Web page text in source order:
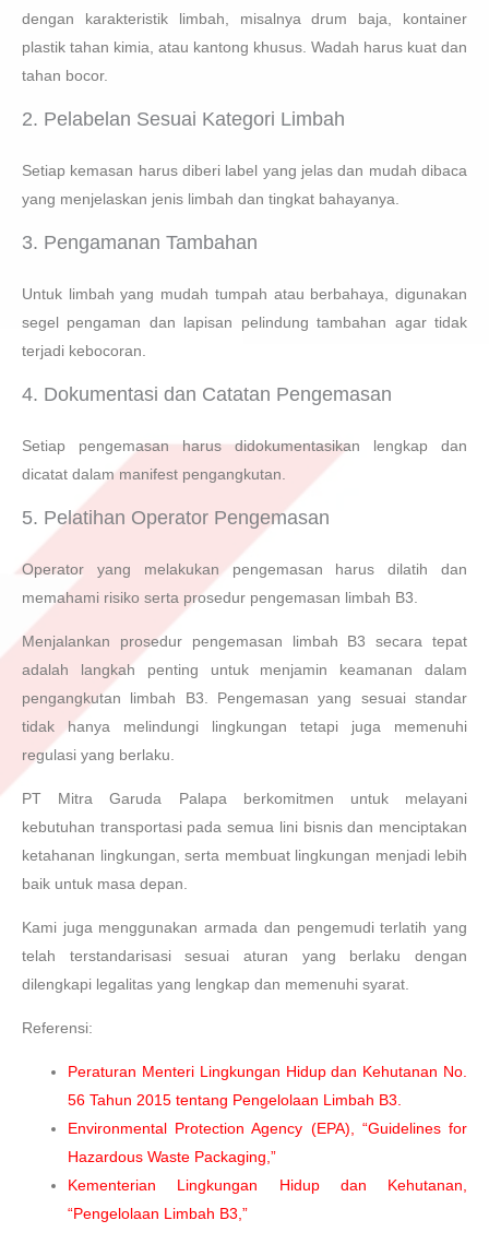
dengan karakteristik limbah, misalnya drum baja, kontainer
plastik tahan kimia, atau kantong khusus. Wadah harus kuat dan
tahan bocor.
2. Pelabelan Sesuai Kategori Limbah
Setiap kemasan harus diberi label yang jelas dan mudah dibaca
yang menjelaskan jenis limbah dan tingkat bahayanya.
3. Pengamanan Tambahan
Untuk limbah yang mudah tumpah atau berbahaya, digunakan
segel pengaman dan lapisan pelindung tambahan agar tidak
terjadi kebocoran.
4. Dokumentasi dan Catatan Pengemasan
Setiap pengemasan harus didokumentasikan lengkap dan
dicatat dalam manifest pengangkutan.
5. Pelatihan Operator Pengemasan
Operator yang melakukan pengemasan harus dilatih dan
memahami risiko serta prosedur pengemasan limbah B3.
Menjalankan prosedur pengemasan limbah B3 secara tepat
adalah langkah penting untuk menjamin keamanan dalam
pengangkutan limbah B3. Pengemasan yang sesuai standar
tidak hanya melindungi lingkungan tetapi juga memenuhi
regulasi yang berlaku.
PT Mitra Garuda Palapa berkomitmen untuk melayani
kebutuhan transportasi pada semua lini bisnis dan menciptakan
ketahanan lingkungan, serta membuat lingkungan menjadi lebih
baik untuk masa depan.
Kami juga menggunakan armada dan pengemudi terlatih yang
telah terstandarisasi sesuai aturan yang berlaku dengan
dilengkapi legalitas yang lengkap dan memenuhi syarat.
Referensi:
Peraturan Menteri Lingkungan Hidup dan Kehutanan No.
56 Tahun 2015 tentang Pengelolaan Limbah B3.
Environmental Protection Agency (EPA), “Guidelines for
Hazardous Waste Packaging,”
Kementerian Lingkungan Hidup dan Kehutanan,
“Pengelolaan Limbah B3,”